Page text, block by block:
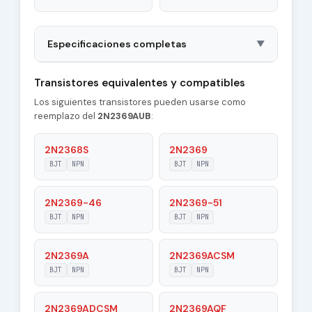
Especificaciones completas ▼
Polarity NPN
Material of
Transistor
Si
Frequency (ft)
500 MHz
Collector
4 pF
Maximum Collector
Current |Ic max|
0.2 A
4 V
Transistores equivalentes y compatibles
Los siguientes transistores pueden usarse como
reemplazo del 2N2369AUB:
2N2368S
BJT NPN
2N2369
BJT NPN
2N2369-46
BJT NPN
2N2369-51
BJT NPN
2N2369A
BJT NPN
2N2369ACSM
BJT NPN
2N2369ADCSM 2N2369AQF